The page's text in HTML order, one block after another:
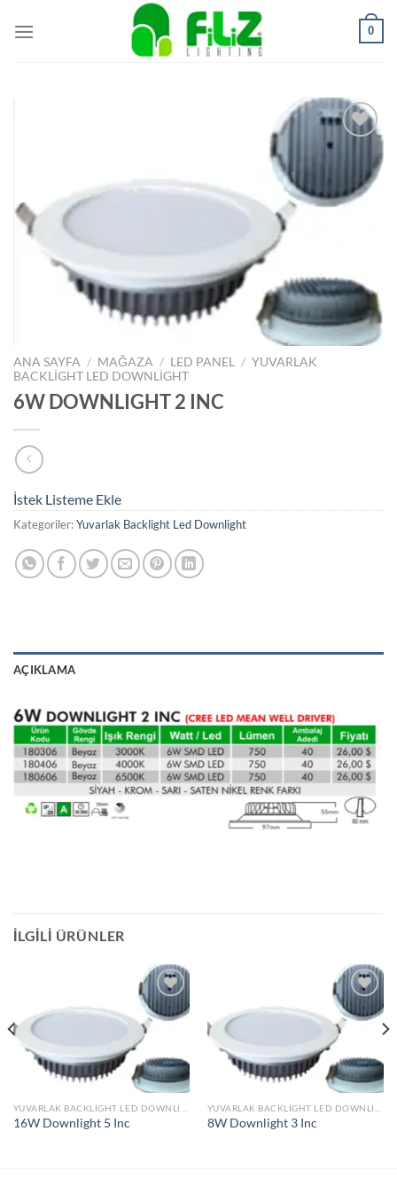
atla
0
Listeme
Ekle
ANA SAYFA / MAĞAZA / LED PANEL / YUVARLAK
BACKLIGHT LED DOWNLIGHT
6W DOWNLIGHT 2 INC
İstek Listeme Ekle
Kategoriler:Yuvarlak Backlight Led Downlight
AÇIKLAMA
İLGILI ÜRÜNLER
İstek
Listeme
16W Downlight 5 Inc
İstek
Listeme
8W Downlight 3 Inc